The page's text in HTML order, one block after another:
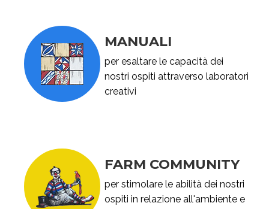
MANUALI
per esaltare le capacità dei
nostri ospiti attraverso laboratori
creativi
FARM COMMUNITY
per stimolare le abilità dei nostri
ospiti in relazione all'ambiente e